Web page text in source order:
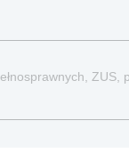
ZUS,